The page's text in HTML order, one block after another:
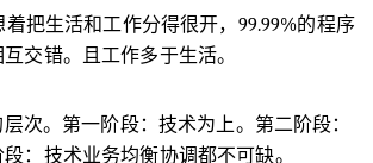
着把生活和工作分得很开，99.99%的程序
交错。且工作多于生活。
次。第一阶段：技术为上。第二阶段：
：技术业务均衡协调都不可缺。
分眼缘。 18.作为你的领导或者协
程中，最不喜欢听到的应该是诸如
任务）。 19.学会夸奖别人，学会识